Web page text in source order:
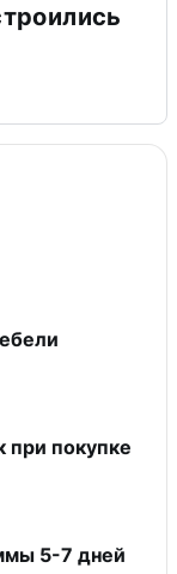
при покупке
5-7 дней